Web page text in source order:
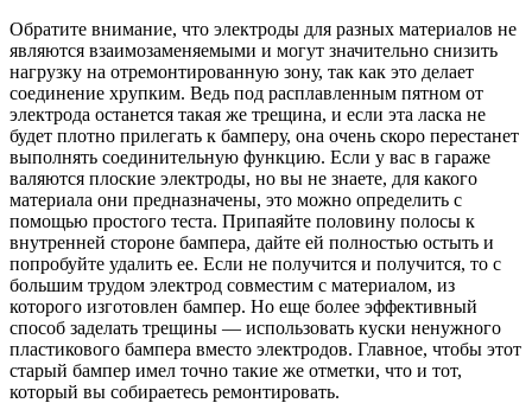
Обратите внимание, что электроды для разных материалов не
являются взаимозаменяемыми и могут значительно снизить
нагрузку на отремонтированную зону, так как это делает
соединение хрупким. Ведь под расплавленным пятном от
электрода останется такая же трещина, и если эта ласка не
будет плотно прилегать к бамперу, она очень скоро перестанет
выполнять соединительную функцию. Если у вас в гараже
валяются плоские электроды, но вы не знаете, для какого
материала они предназначены, это можно определить с
помощью простого теста. Припаяйте половину полосы к
внутренней стороне бампера, дайте ей полностью остыть и
попробуйте удалить ее. Если не получится и получится, то с
большим трудом электрод совместим с материалом, из
которого изготовлен бампер. Но еще более эффективный
способ заделать трещины — использовать куски ненужного
пластикового бампера вместо электродов. Главное, чтобы этот
старый бампер имел точно такие же отметки, что и тот,
который вы собираетесь ремонтировать.